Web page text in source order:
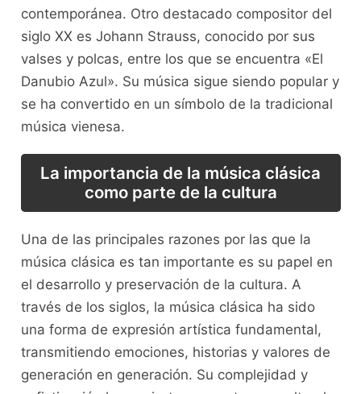
contemporánea. Otro destacado compositor​ del
siglo ​XX es Johann Strauss, conocido por sus
valses y polcas, entre los que se encuentra «El
Danubio Azul». ⁤Su música sigue siendo popular y
se ha convertido en un símbolo de la tradicional
música vienesa.
La importancia ⁣de⁤ la música clásica
como parte⁤ de la cultura
Una de las principales razones por las que la
música clásica es ‌tan importante es su papel⁣ en
el desarrollo y preservación de la⁤ cultura. A⁣
través de los siglos, la música clásica ha sido
una forma de expresión artística fundamental,
⁢transmitiendo emociones, historias y valores de
generación⁢ en generación. Su complejidad y